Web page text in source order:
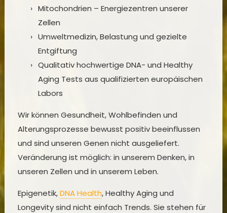
Mitochondrien – Energiezentren unserer
Zellen
Umweltmedizin, Belastung und gezielte
Entgiftung
Qualitativ hochwertige DNA- und Healthy
Aging Tests aus qualifizierten europäischen
Labors
Wir können Gesundheit, Wohlbefinden und
Alterungsprozesse bewusst positiv beeinflussen
und sind unseren Genen nicht ausgeliefert.
Veränderung ist möglich: in unserem Denken, in
unseren Zellen und in unserem Leben.
Epigenetik,DNA Health, Healthy Aging und
Longevity sind nicht einfach Trends. Sie stehen für